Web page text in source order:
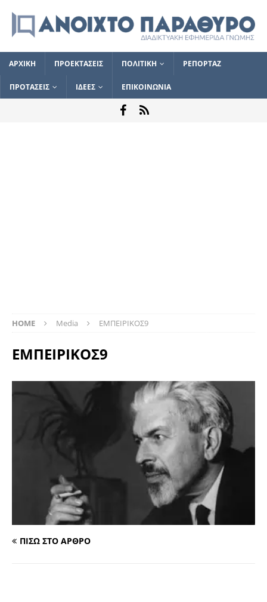
ΑΡΧΙΚΗ ΠΡΟΕΚΤΑΣΕΙΣ ΠΟΛΙΤΙΚΗ ΡΕΠΟΡΤΑΖ
ΠΡΟΤΑΣΕΙΣ ΙΔΕΕΣ ΕΠΙΚΟΙΝΩΝΙΑ
HOME Media ΕΜΠΕΙΡΙΚΟΣ9
ΕΜΠΕΙΡΙΚΟΣ9
ΠΙΣΩ ΣΤΟ ΑΡΘΡΟ